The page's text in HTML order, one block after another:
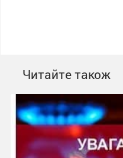
Читайте також